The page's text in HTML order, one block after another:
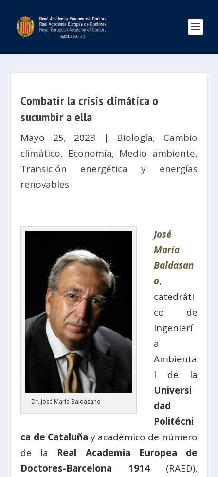
Combatir la crisis climática o
sucumbir a ella
Mayo 25, 2023 | Biología, Cambio
climático, Economía, Medio ambiente,
Transición energética y energías
renovables
Dr. José María Baldasano
José
María
Baldasan
o,
catedráti
co de
Ingenierí
a
Ambienta
l de la
Universi
dad
Politécni
ca de Cataluña y académico de número
de la Real Academia Europea de
Doctores-Barcelona 1914(RAED),